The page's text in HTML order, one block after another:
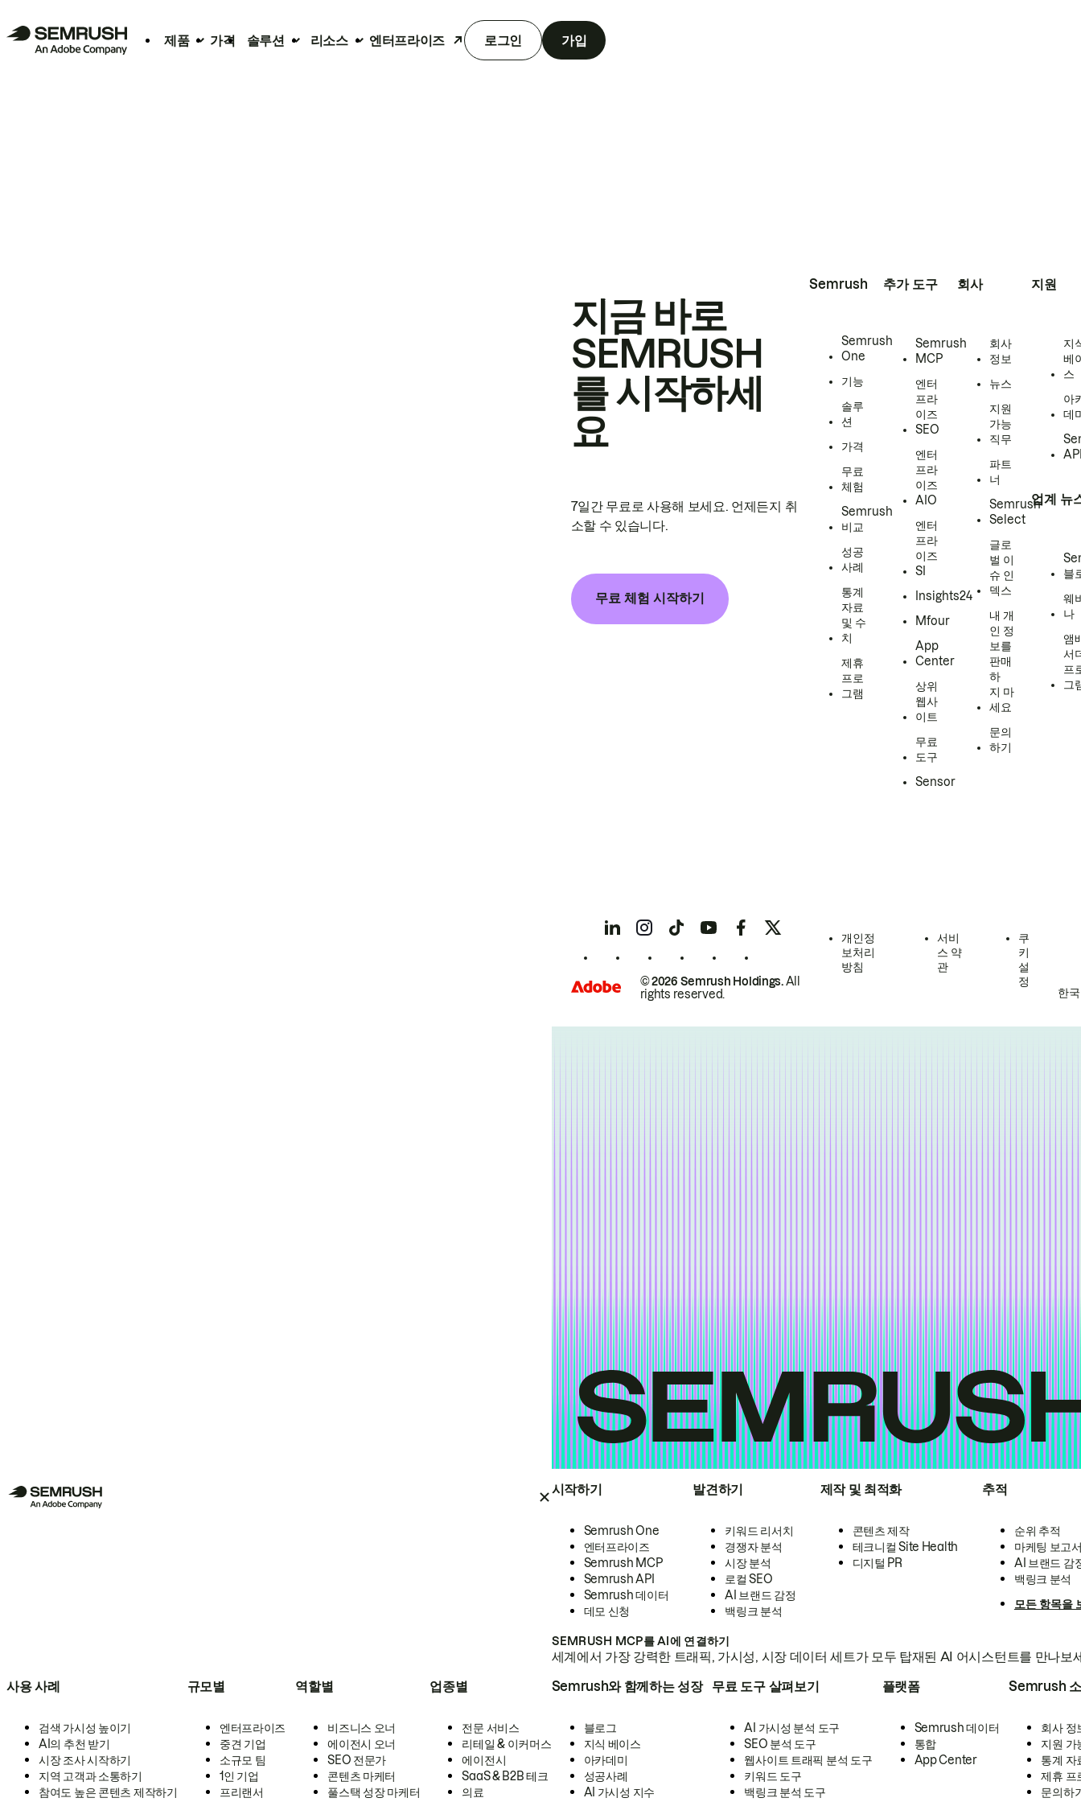
제품 가격 솔루션 리소스 엔터프라이즈 로그인 가입
시작하기
Semrush One
엔터프라이즈
Semrush MCP
Semrush API
Semrush 데이터
데모 신청
발견하기
키워드 리서치
경쟁자 분석
시장 분석
로컬 SEO
AI 브랜드 감정
백링크 분석
제작 및 최적화
콘텐츠 제작
테크니컬 Site Health
디지털 PR
추적
순위 추적
마케팅 보고
AI 브랜드 감
백링크 분석
모든 항목을
SEMRUSH MCP를 AI에 연결하기
세계에서 가장 강력한 트래픽, 가시성, 시장 데이터 세트가 모두 탑재된 AI 어시스턴트를 만나보
사용 사례
검색 가시성 높이기
AI의 추천 받기
시장 조사 시작하기
지역 고객과 소통하기
참여도 높은 콘텐츠 제작하기
규모별
엔터프라이즈
중견 기업
소규모 팀
1인 기업
프리랜서
역할별
비즈니스 오너
에이전시 오너
SEO 전문가
콘텐츠 마케터
풀스택 성장 마케터
업종별
전문 서비스
리테일 & 이커머스
에이전시
SaaS & B2B 테크
의료
Semrush와 함께하는 성장
블로그
지식 베이스
아카데미
성공사례
AI 가시성 지수
무료 도구 살펴보기
AI 가시성 분석 도구
SEO 분석 도구
웹사이트 트래픽 분석 도구
키워드 도구
백링크 분석 도구
플랫폼
Semrush 데이터
통합
App Center
Semrush
회사 정
지원 가
통계 자
제휴 프
문의하
지금 바로
SEMRUSH
를 시작하세
요
7일간 무료로 사용해 보세요. 언제든지 취
소할 수 있습니다.
무료 체험 시작하기
Semrush
Semrush
One
기능
솔루
션
가격
무료
체험
Semrush
비교
성공
사례
통계
자료
및 수
치
제휴
프로
그램
추가 도구
Semrush
MCP
엔터
프라
이즈
SEO
엔터
프라
이즈
AIO
엔터
프라
이즈
SI
Insights24
Mfour
App
Center
상위
웹사
이트
무료
도구
Sensor
회사
회사
정보
뉴스
지원
가능
직무
파트
너
Semrush
Select
글로
벌 이
슈 인
덱스
내 개
인 정
보를
판매
하
지 마
세요
문의
하기
지원
지
베
스
아
데
업계 뉴
블
웨
나
앰
서
프
그
© 2026 Semrush Holdings.All
rights reserved.
개인정
보처리
방침
서비
스 약
관
쿠
키
설
정
한